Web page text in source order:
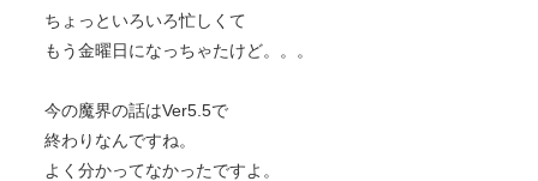
ちょっといろいろ忙しくて
もう金曜日になっちゃたけど。。。
今の魔界の話はVer5.5で
終わりなんですね。
よく分かってなかったですよ。